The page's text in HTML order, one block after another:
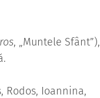
, „Muntele Sfânt”),
Rodos, Ioannina,